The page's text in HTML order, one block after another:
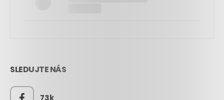
SLEDUJTE NÁS
73k